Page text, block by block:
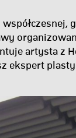
artysta z
ekspert